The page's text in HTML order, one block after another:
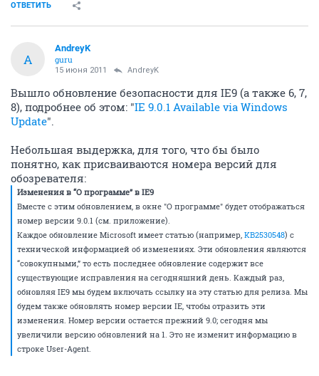
ОТВЕТИТЬ
A
AndreyK
guru
15 июня 2011 AndreyK
Вышло обновление безопасности для IE9 (а также 6, 7,
8), подробнее об этом: "IE 9.0.1 Available via Windows
Update".
Небольшая выдержка, для того, что бы было
понятно, как присваиваются номера версий для
обозревателя:
Изменения в “О программе” в IE9
Вместе с этим обновлением, в окне "О программе" будет отображаться
номер версии 9.0.1 (см. приложение).
Каждое обновление Microsoft имеет статью (например, KB2530548) с
технической информацией об изменениях. Эти обновления являются
“совокупными,” то есть последнее обновление содержит все
существующие исправления на сегодняшний день. Каждый раз,
обновляя IE9 мы будем включать ссылку на эту статью для релиза. Мы
будем также обновлять номер версии IE, чтобы отразить эти
изменения. Номер версии остается прежний 9.0; сегодня мы
увеличили версию обновлений на 1. Это не изменит информацию в
строке User-Agent.